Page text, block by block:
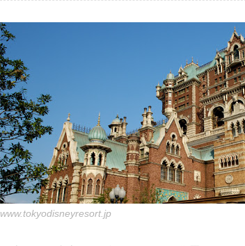
www.tokyodisneyresort.jp